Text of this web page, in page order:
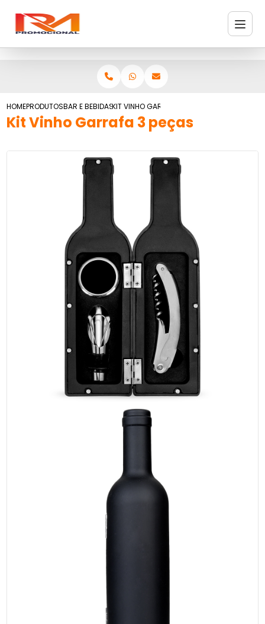
HOMEPRODUTOSBAR E BEBIDASKIT VINHO GARRAFA 3 PEÇAS
Kit Vinho Garrafa 3 peças